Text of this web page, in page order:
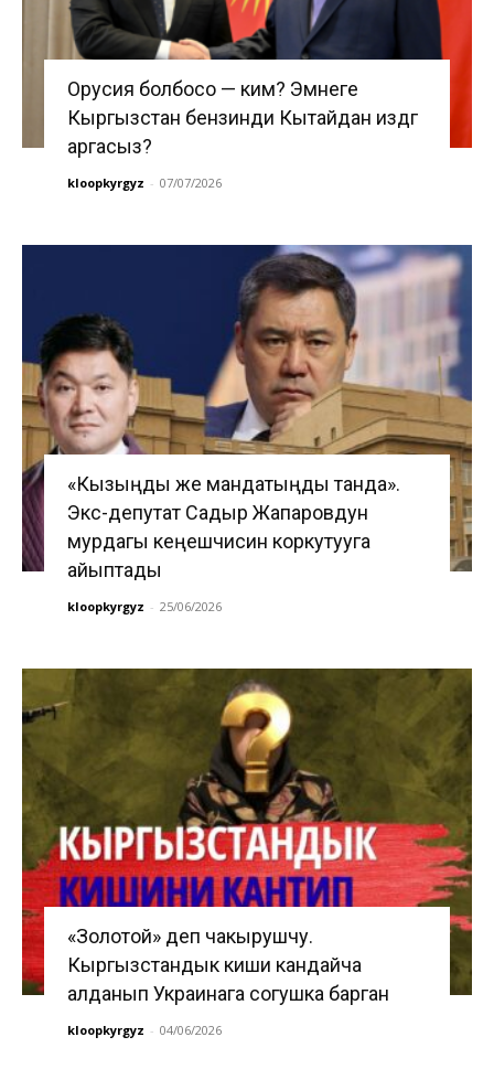
Орусия болбосо — ким? Эмнеге
Кыргызстан бензинди Кытайдан издөөгө
аргасыз?
kloopkyrgyz - 07/07/2026
«Кызыңды же мандатыңды танда».
Экс-депутат Садыр Жапаровдун
мурдагы кеңешчисин коркутууга
айыптады
kloopkyrgyz - 25/06/2026
«Золотой» деп чакырушчу.
Кыргызстандык киши кандайча
алданып Украинага согушка барган
kloopkyrgyz - 04/06/2026